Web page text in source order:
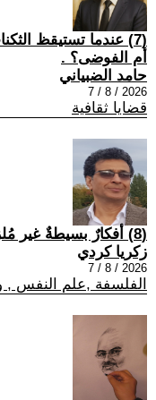
(7) عندما تستيقظ
أم الفوضى؟ .
حامد الضبياني
2026 / 8 / 7
قضايا ثقافية
(8) أفكارٌ بسيطةٌ غير مُلزمة لأحد ..101
زكريا كردي
2026 / 8 / 7
الفلسفة ,علم النفس ,